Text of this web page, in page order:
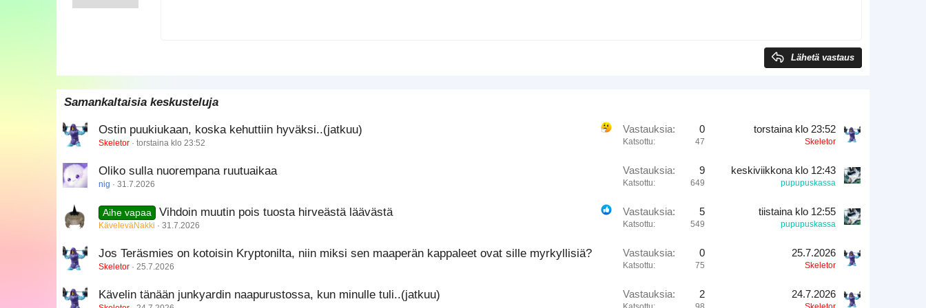
Trebuchet MS
Verdana
Lähetä vastaus
Samankaltaisia keskusteluja
Ostin puukiukaan, koska kehuttiin hyväksi..(jatkuu)
Skeletor torstaina klo 23:52
Vastauksia 0
Katsottu 47
torstaina klo 23:52
Skeletor
Oliko sulla nuorempana ruutuaikaa
nig 31.7.2026
Vastauksia 9
Katsottu 649
keskiviikkona klo 12:43
pupupuskassa
Aihe vapaa Vihdoin muutin pois tuosta hirveästä läävästä
KäveleväNakki 31.7.2026
Vastauksia 5
Katsottu 549
tiistaina klo 12:55
pupupuskassa
Jos Teräsmies on kotoisin Kryptonilta, niin miksi sen maaperän kappaleet ovat sille myrkyllisiä?
Skeletor 25.7.2026
Vastauksia 0
Katsottu 75
25.7.2026
Skeletor
Kävelin tänään junkyardin naapurustossa, kun minulle tuli..(jatkuu) Vastauksia 2 24.7.2026